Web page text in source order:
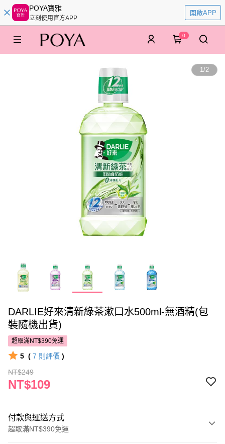
POYA寶雅
立刻使用官方APP
開啟APP
0
1/2
DARLIE好來清新綠茶漱口水500ml-無酒精(包
裝隨機出貨)
超取滿NT$390免運
5 ( 7 則評價 )
NT$249
NT$109
付款與運送方式
超取滿NT$390免運